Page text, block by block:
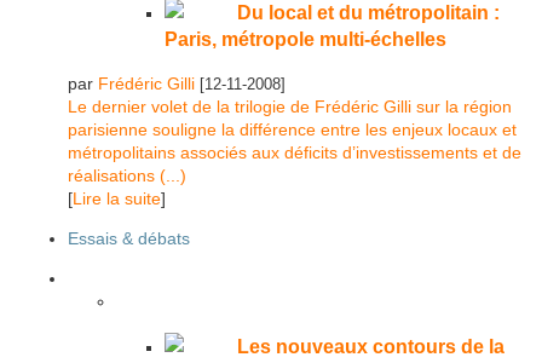
Du local et du métropolitain :
Paris, métropole multi-échelles
par Frédéric Gilli [12-11-2008]
Le dernier volet de la trilogie de Frédéric Gilli sur la région
parisienne souligne la différence entre les enjeux locaux et
métropolitains associés aux déficits d’investissements et de
réalisations (...)
[Lire la suite]
Essais & débats
Les nouveaux contours de la